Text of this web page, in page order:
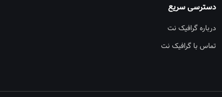
دسترسی سریع
درباره گرافیک نت
تماس با گرافیک نت